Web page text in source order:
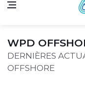
WPD
DERNIÈRES
OFFSHORE